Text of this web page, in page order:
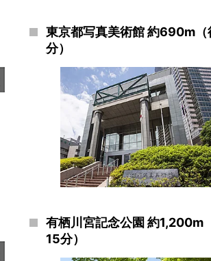
東京都写真美術館 約690m（
分）
有栖川宮記念公園 約1,200m
15分）